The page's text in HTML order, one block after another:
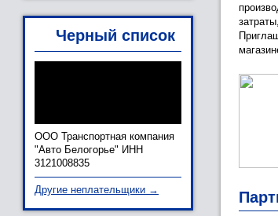
Черный список
ООО Транспортная компания
"Авто Белогорье" ИНН
3121008835
Другие неплательщики →